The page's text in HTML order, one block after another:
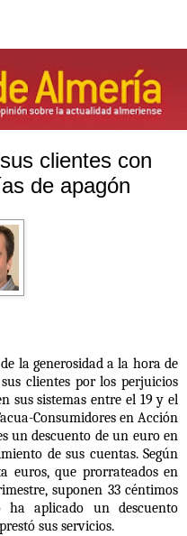
clientes con
de apagón
la generosidad a la hora de
clientes por los perjuicios
sus sistemas entre el 19 y el
Consumidores en Acción
un descuento de un euro en
de sus cuentas. Según
euros, que prorrateados en
suponen 33 céntimos
aplicado un descuento
sus servicios.